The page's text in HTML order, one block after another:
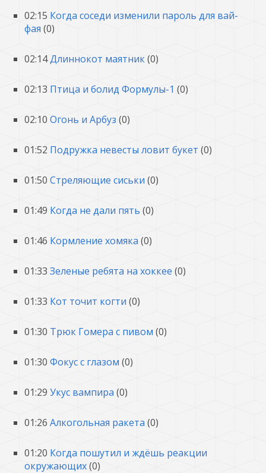
02:15 Когда соседи изменили пароль для вай-
фая (0)
02:14Длиннокот маятник(0)
02:13 Птица и болид Формулы-1 (0)
02:10 Огонь и Арбуз (0)
01:52 Подружка невесты ловит букет (0)
01:50 Стреляющие сиськи (0)
01:49 Когда не дали пять (0)
01:46 Кормление хомяка (0)
01:33 Зеленые ребята на хоккее (0)
01:33 Кот точит когти (0)
01:30 Трюк Гомера с пивом (0)
01:30 Фокус с глазом (0)
01:29 Укус вампира (0)
01:26 Алкогольная ракета (0)
01:20 Когда пошутил и ждёшь реакции
окружающих(0)